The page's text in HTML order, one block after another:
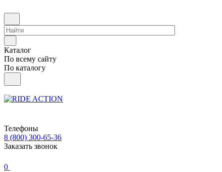
Каталог
По всему сайту
По каталогу
Телефоны
8 (800) 300-65-36
Заказать звонок
0